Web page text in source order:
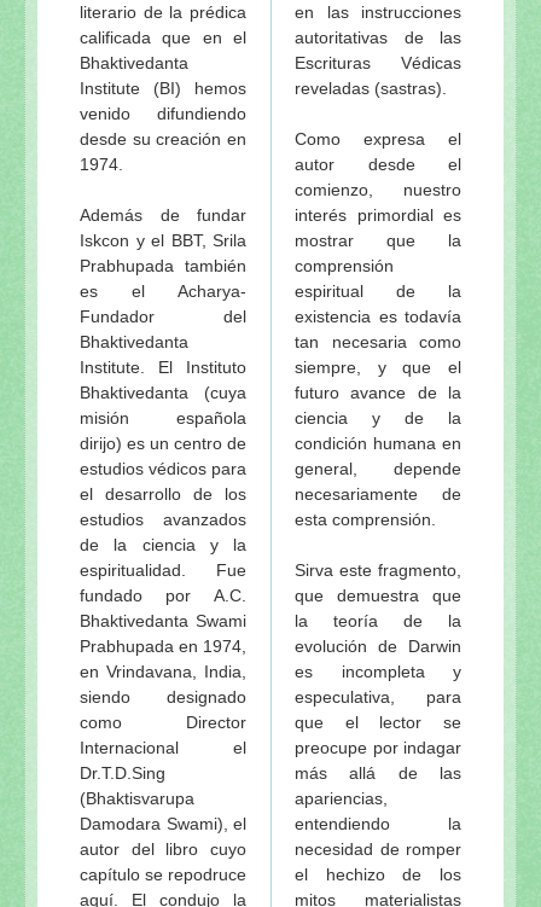
literario de la prédica
calificada que en el
Bhaktivedanta
Institute (BI) hemos
venido difundiendo
desde su creación en
1974.
Además de fundar
Iskcon y el BBT, Srila
Prabhupada también
es el Acharya-
Fundador del
Bhaktivedanta
Institute. El Instituto
Bhaktivedanta (cuya
misión española
dirijo) es un centro de
estudios védicos para
el desarrollo de los
estudios avanzados
de la ciencia y la
espiritualidad. Fue
fundado por A.C.
Bhaktivedanta Swami
Prabhupada en 1974,
en Vrindavana, India,
siendo designado
como Director
Internacional el
Dr.T.D.Sing
(Bhaktisvarupa
Damodara Swami), el
autor del libro cuyo
capítulo se repodruce
aquí. El condujo la
en las instrucciones
autoritativas de las
Escrituras Védicas
reveladas (sastras).
Como expresa el
autor desde el
comienzo, nuestro
interés primordial es
mostrar que la
comprensión
espiritual de la
existencia es todavía
tan necesaria como
siempre, y que el
futuro avance de la
ciencia y de la
condición humana en
general, depende
necesariamente de
esta comprensión.
Sirva este fragmento,
que demuestra que
la teoría de la
evolución de Darwin
es incompleta y
especulativa, para
que el lector se
preocupe por indagar
más allá de las
apariencias,
entendiendo la
necesidad de romper
el hechizo de los
mitos materialistas